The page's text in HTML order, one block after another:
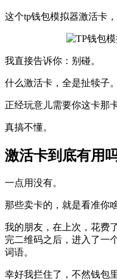
这个tp钱包模拟器激活卡
我直接告诉你：别碰。
什么激活卡，全是扯犊子。
正经玩意儿需要你这卡那
真搞不懂。
激活卡到底有用
一点用没有。
那些卖卡的，就是看准你
我的朋友，在上次，花费
完二维码之后，进入了一
词语。
幸好我拦住了，不然钱包